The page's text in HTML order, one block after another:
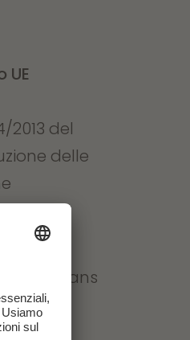
UE
del
delle
Hans
Simo,